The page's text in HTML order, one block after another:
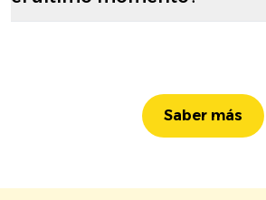
Saber más